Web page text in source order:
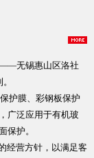
——无锡惠山区洛社
护膜、彩钢板保护
广泛应用于有机玻
保护。
经营方针，以满足客